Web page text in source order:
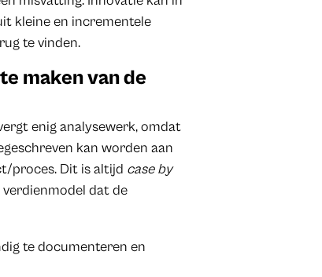
kleine en incrementele
te vinden.
maken van de
enig analysewerk, omdat
kan worden aan
proces. Dit is altijd case by
dat de
te documenteren en